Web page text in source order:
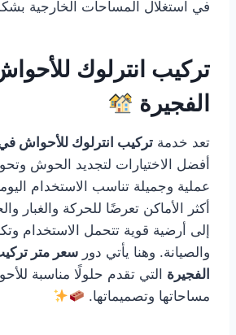
في استغلال المساحات الخارجية
تركيب انترلوك
الفجيرة
تعد خدمة تركيب انترلوك للأحواش
أفضل الاختيارات لتجديد الحوش
عملية وجميلة تناسب الاستخدام
أكثر الأماكن تعرضًا للحركة والغبار
إلى أرضية قوية تتحمل الاستخدام
والصيانة. وهنا يأتي دور سعر متر
الفجيرة التي تقدم حلولًا مناسبة
مساحاتها وتصميماتها.